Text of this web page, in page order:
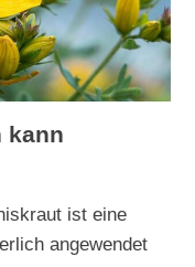
kann
ist eine
angewendet